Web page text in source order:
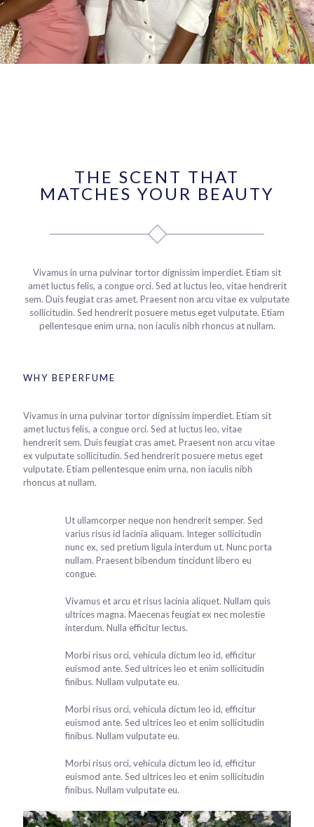
THE SCENT THAT
MATCHES YOUR BEAUTY
Vivamus in urna pulvinar tortor dignissim imperdiet. Etiam sit
amet luctus felis, a congue orci. Sed at luctus leo, vitae hendrerit
sem. Duis feugiat cras amet. Praesent non arcu vitae ex vulputate
sollicitudin. Sed hendrerit posuere metus eget vulputate. Etiam
pellentesque enim urna, non iaculis nibh rhoncus at nullam.
WHY BEPERFUME
Vivamus in urna pulvinar tortor dignissim imperdiet. Etiam sit
amet luctus felis, a congue orci. Sed at luctus leo, vitae
hendrerit sem. Duis feugiat cras amet. Praesent non arcu vitae
ex vulputate sollicitudin. Sed hendrerit posuere metus eget
vulputate. Etiam pellentesque enim urna, non iaculis nibh
rhoncus at nullam.
Ut ullamcorper neque non hendrerit semper. Sed
varius risus id lacinia aliquam. Integer sollicitudin
nunc ex, sed pretium ligula interdum ut. Nunc porta
nullam. Praesent bibendum tincidunt libero eu
congue.
Vivamus et arcu et risus lacinia aliquet. Nullam quis
ultrices magna. Maecenas feugiat ex nec molestie
interdum. Nulla efficitur lectus.
Morbi risus orci, vehicula dictum leo id, efficitur
euismod ante. Sed ultrices leo et enim sollicitudin
finibus. Nullam vulputate eu.
Morbi risus orci, vehicula dictum leo id, efficitur
euismod ante. Sed ultrices leo et enim sollicitudin
finibus. Nullam vulputate eu.
Morbi risus orci, vehicula dictum leo id, efficitur
euismod ante. Sed ultrices leo et enim sollicitudin
finibus. Nullam vulputate eu.